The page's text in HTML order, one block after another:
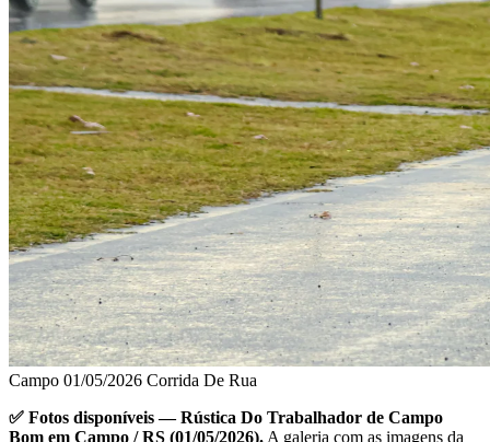
Campo 01/05/2026 Corrida De Rua
✅ Fotos disponíveis — Rústica Do Trabalhador de Campo
Bom em Campo / RS (01/05/2026). A galeria com as imagens da